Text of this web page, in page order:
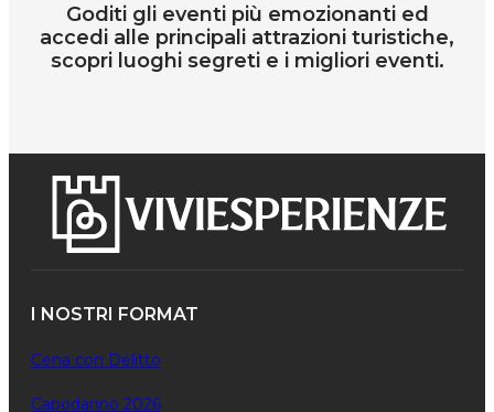
Goditi gli eventi più emozionanti ed
accedi alle principali attrazioni turistiche,
scopri luoghi segreti e i migliori eventi.
I NOSTRI FORMAT
Cena con Delitto
Capodanno 2026